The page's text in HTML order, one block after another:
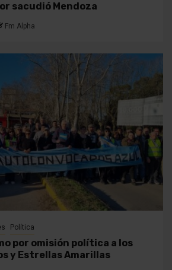
sacudió Mendoza
Fm Alpha
Política
por omisión política a los
y Estrellas Amarillas